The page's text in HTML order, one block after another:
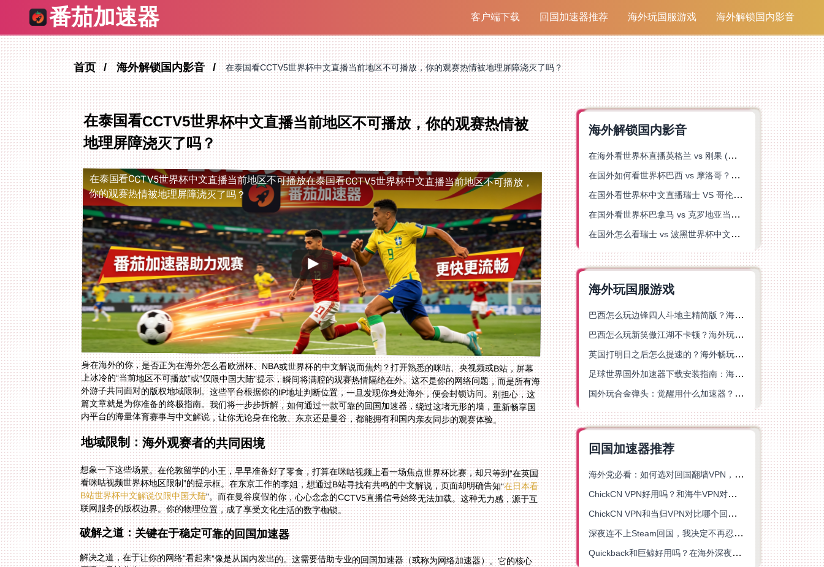
番茄加速器 客户端下载 回国加速器推荐 海外玩国服游戏 海外解锁国内影音
首页 海外解锁国内影音 在泰国看CCTV5世界杯中文直播当前地区不可播放，你的观赛热情被地理屏障浇灭了吗？
在泰国看CCTV5世界杯中文直播当前地区不可播放，你的观赛热情被
地理屏障浇灭了吗？
在泰国看CCTV5世界杯中文直播当前地区不可播放在泰国看CCTV5世界杯中文直播当前地区不可播放，
你的观赛热情被地理屏障浇灭了吗？
身在海外的你，是否正为在海外怎么看欧洲杯、NBA或世界杯的中文解说而焦灼？打开熟悉的咪咕、央视频或B站，屏幕
上冰冷的“当前地区不可播放”或“仅限中国大陆”提示，瞬间将满腔的观赛热情隔绝在外。这不是你的网络问题，而是所有海
外游子共同面对的版权地域限制。这些平台根据你的IP地址判断位置，一旦发现你身处海外，便会封锁访问。别担心，这
篇文章就是为你准备的终极指南。我们将一步步拆解，如何通过一款可靠的回国加速器，绕过这堵无形的墙，重新畅享国
内平台的海量体育赛事与中文解说，让你无论身在伦敦、东京还是曼谷，都能拥有和国内亲友同步的观赛体验。
地域限制：海外观赛者的共同困境
想象一下这些场景。在伦敦留学的小王，早早准备好了零食，打算在咪咕视频上看一场焦点世界杯比赛，却只等到“在英国
看咪咕视频世界杯地区限制”的提示框。在东京工作的李姐，想通过B站寻找有共鸣的中文解说，页面却明确告知“在日本看
B站世界杯中文解说仅限中国大陆”。而在曼谷度假的你，心心念念的CCTV5直播信号始终无法加载。这种无力感，源于互
联网服务的版权边界。你的物理位置，成了享受文化生活的数字枷锁。
破解之道：关键在于稳定可靠的回国加速器
解决之道，在于让你的网络“看起来”像是从国内发出的。这需要借助专业的回国加速器（或称为网络加速器）。它的核心
原理，是让你先连接到一个位于中国大陆的服务器，再由这台服务器去访问国内的直播平台。这样，平台检测到的IP地址
海外解锁国内影音
在海外看世界杯直播英格兰 vs 刚果 (金)当前地区不可播放？这篇指南帮你突破所有限制
在国外如何看世界杯巴西 vs 摩洛哥？海外党专属体育观赛指南来了
在国外看世界杯中文直播瑞士 VS 哥伦比亚当前地区不可播放？这篇指南帮你搞定
在国外看世界杯巴拿马 vs 克罗地亚当前地区不可播放？这篇指南帮你轻松解决海外体育直播难题
在国外怎么看瑞士 vs 波黑世界杯中文解说？这篇指南帮你搞定所有地区限制问题
海外玩国服游戏
巴西怎么玩边锋四人斗地主精简版？海外游戏党的加速器终极选择
巴西怎么玩新笑傲江湖不卡顿？海外玩家国服游戏加速终极指南（附猫和老鼠一梦江湖实测）
英国打明日之后怎么提速的？海外畅玩国服游戏终极指南
足球世界国外加速器下载安装指南：海外党畅玩国服游戏的终极解决方案
国外玩合金弹头：觉醒用什么加速器？一份写给海外游子的畅玩指南
回国加速器推荐
海外党必看：如何选对回国翻墙VPN，无缝解锁国内资源？
ChickCN VPN好用吗？和海牛VPN对比哪个回国效果更好？
ChickCN VPN和当归VPN对比哪个回国效果更好？海外党亲测后选了它
深夜连不上Steam回国，我决定不再忍受这数字鸿沟
Quickback和巨鲸好用吗？在海外深夜想刷B站、追爱奇艺的你，或许正需要这份答案